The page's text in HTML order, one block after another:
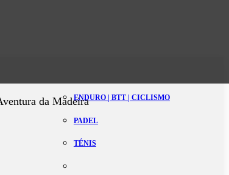
ENDURO | BTT | CICLISMO
PADEL
TÉNIS
da Madeira